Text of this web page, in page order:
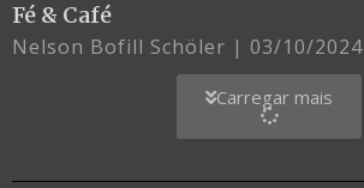
Fé & Café
Nelson Bofill Schöler 03/10/2024
Carregar mais